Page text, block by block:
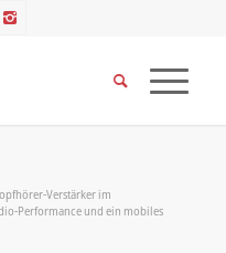
Verstärker im
Performance und ein mobiles